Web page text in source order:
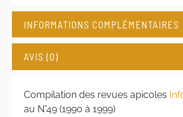
INFORMATIONS COMPLÉMENTAIRES
AVIS (0)
Compilation des revues apicoles
au N°49 (1990 à 1999)